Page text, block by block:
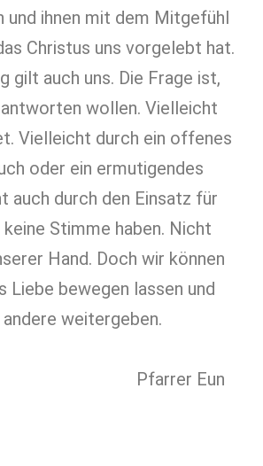
und ihnen mit dem Mitgefühl
Christus uns vorgelebt hat.
gilt auch uns. Die Frage ist,
wollen. Vielleicht
Vielleicht durch ein offenes
oder ein ermutigendes
auch durch den Einsatz für
Stimme haben. Nicht
Hand. Doch wir können
Liebe bewegen lassen und
weitergeben.
Eun